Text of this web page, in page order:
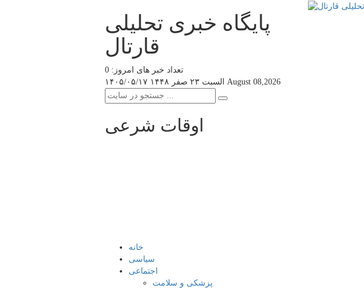
پایگاه خبری تحلیلی
قارتال
تعداد خبر های امروز: 0
۱۴۰۵/۰۵/۱۷
السبت ۲۳ صفر ۱۴۴۸ August 08,2026
اوقات شرعی
خانه
سیاسی
اجتماعی
پزشکی و سلامت